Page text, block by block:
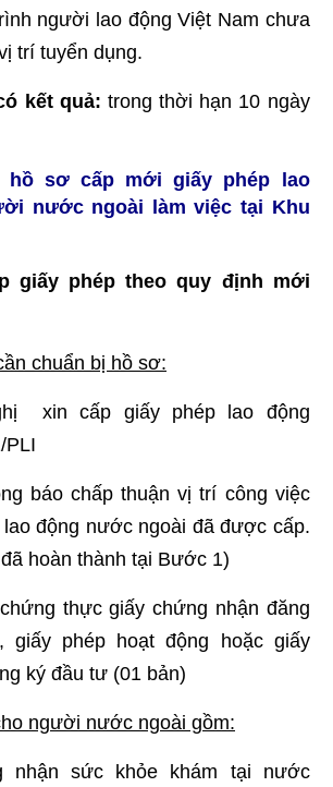
người lao động Việt Nam chưa
trí tuyển dụng.
kết quả: trong thời hạn 10 ngày
hồ sơ cấp mới giấy phép lao
nước ngoài làm việc tại Khu
giấy phép theo quy định mới
chuẩn bị hồ sơ:
xin cấp giấy phép lao động
PLI
báo chấp thuận vị trí công việc
động nước ngoài đã được cấp.
hoàn thành tại Bước 1)
thực giấy chứng nhận đăng
giấy phép hoạt động hoặc giấy
ký đầu tư (01 bản)
người nước ngoài gồm:
nhận sức khỏe khám tại nước